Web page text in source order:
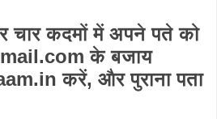
चार कदमों में अपने पते को
के बजाय
करें, और पुराना पता